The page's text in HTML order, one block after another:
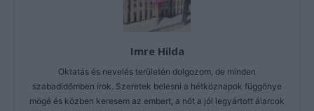
Imre Hilda
Oktatás és nevelés területén dolgozom, de minden
szabadidőmben írok. Szeretek belesni a hétköznapok függönye
mögé és közben keresem az embert, a nőt a jól legyártott álarcok